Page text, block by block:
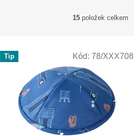
15 položek celkem
Tip Kód: 78/XXX708